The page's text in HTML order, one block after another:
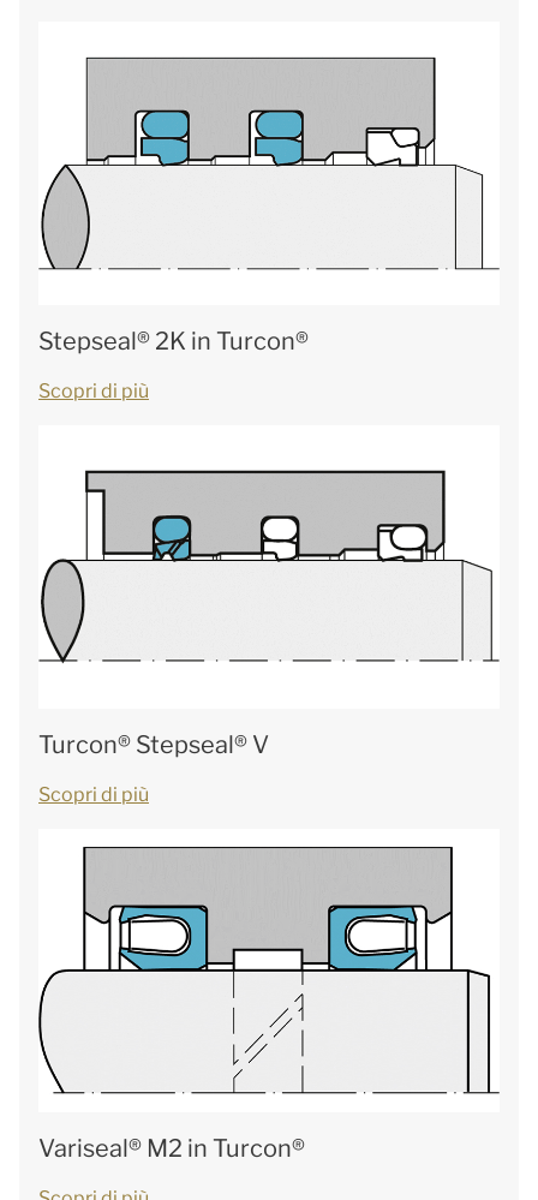
Stepseal® 2K in Turcon®
Scopri di più
Turcon® Stepseal® V
Scopri di più
Variseal® M2 in Turcon®